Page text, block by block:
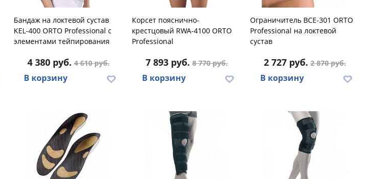
Бандаж на локтевой сустав
KEL-400 ORTO Professional с
элементами тейпирования
4 380 руб. 4 610 руб.
В корзину
Корсет пояснично-
крестцовый RWA-4100 ORTO
Professional
7 893 руб. 8 770 руб.
В корзину
Ограничитель BCE-301 ORTO
Professional на локтевой
сустав
2 727 руб. 2 870 руб.
В корзину